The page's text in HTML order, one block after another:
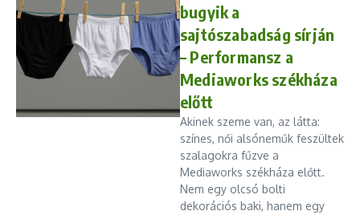
bugyik a
sajtószabadság sírján
– Performansz a
Mediaworks székháza
előtt
Akinek szeme van, az látta:
színes, női alsóneműk feszültek
szalagokra fűzve a
Mediaworks székháza előtt.
Nem egy olcsó bolti
dekorációs baki, hanem egy